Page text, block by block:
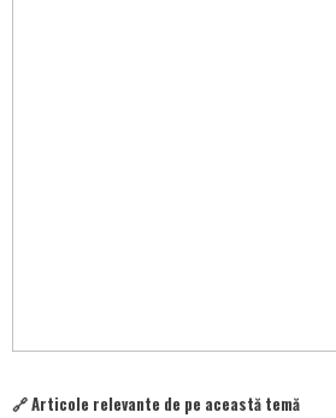
🔗 Articole relevante de pe această temă